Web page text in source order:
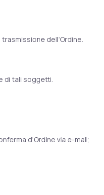
dell'Ordine.
di tali soggetti.
d'Ordine via e-mail;